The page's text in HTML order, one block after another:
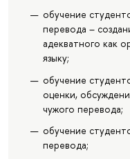
обучение
перевода –
адекватного как
языку;
обучение
оценки,
чужого перевода;
обучение
перевода;